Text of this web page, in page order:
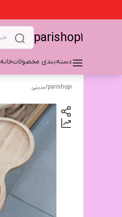
parishop1
دسته‌بندی محصولاتخانه
parishop1
/سینی